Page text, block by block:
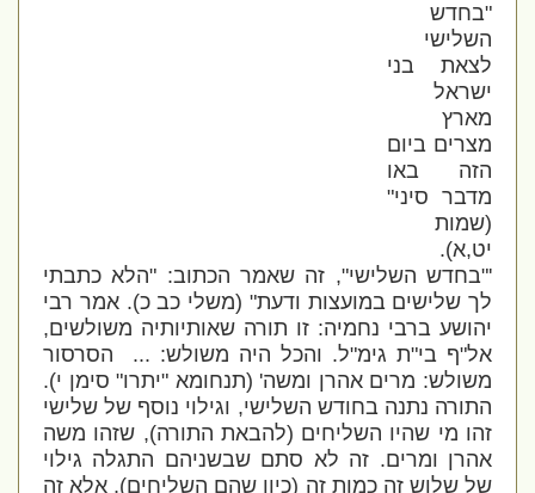
"בחדש
השלישי
לצאת בני
ישראל
מארץ
מצרים ביום
הזה באו
מדבר סיני"
(שמות
יט,א).
'"בחדש השלישי",זה שאמר הכתוב: "הלא כתבתי
לך שלישים במועצות ודעת" (משלי כב כ). אמר רבי
יהושע ברבי נחמיה: זו תורה שאותיותיה משולשים,
אל"ף בי"ת גימ"ל. והכל היה משולש:...
הסרסור
משולש: מרים אהרן ומשה' (תנחומא "יתרו" סימןי).
התורה נתנה בחודש השלישי, וגילוי נוסף של שלישי
זהו מי שהיו השליחים (להבאת התורה), שזהו משה
אהרן ומרים. זה לא סתם שבשניהם התגלה גילוי
של שלוש זה כמות זה (כיון שהם השליחים), אלא זה